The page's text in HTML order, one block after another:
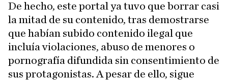
De hecho, este portal ya tuvo que borrar casi
la mitad de su contenido, tras demostrarse
que habían subido contenido ilegal que
incluía violaciones, abuso de menores o
pornografía difundida sin consentimiento de
sus protagonistas. A pesar de ello, sigue